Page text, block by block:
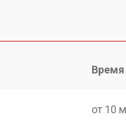
Время
от 10